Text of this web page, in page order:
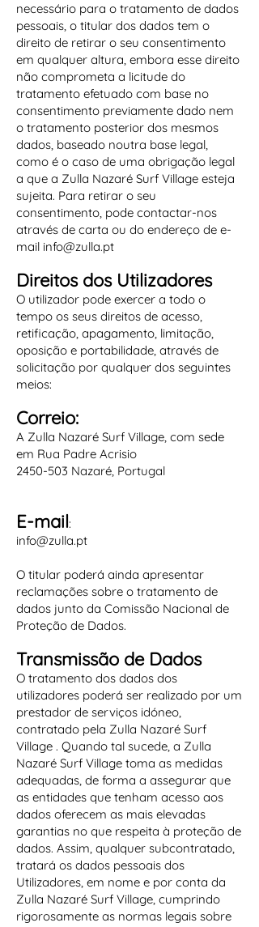
necessário para o tratamento de dados
pessoais, o titular dos dados tem o
direito de retirar o seu consentimento
em qualquer altura, embora esse direito
não comprometa a licitude do
tratamento efetuado com base no
consentimento previamente dado nem
o tratamento posterior dos mesmos
dados, baseado noutra base legal,
como é o caso de uma obrigação legal
a que a Zulla Nazaré Surf Village esteja
sujeita. Para retirar o seu
consentimento, pode contactar-nos
através de carta ou do endereço de e-
mail info@zulla.pt
Direitos dos Utilizadores
O utilizador pode exercer a todo o
tempo os seus direitos de acesso,
retificação, apagamento, limitação,
oposição e portabilidade, através de
solicitação por qualquer dos seguintes
meios:
Correio:
A Zulla Nazaré Surf Village, com sede
em Rua Padre Acrisio
2450-503 Nazaré, Portugal
E-mail:
info@zulla.pt
O titular poderá ainda apresentar
reclamações sobre o tratamento de
dados junto da Comissão Nacional de
Proteção de Dados.
Transmissão de Dados
O tratamento dos dados dos
utilizadores poderá ser realizado por um
prestador de serviços idóneo,
contratado pela Zulla Nazaré Surf
Village . Quando tal sucede, a Zulla
Nazaré Surf Village toma as medidas
adequadas, de forma a assegurar que
as entidades que tenham acesso aos
dados oferecem as mais elevadas
garantias no que respeita à proteção de
dados. Assim, qualquer subcontratado,
tratará os dados pessoais dos
Utilizadores, em nome e por conta da
Zulla Nazaré Surf Village, cumprindo
rigorosamente as normas legais sobre